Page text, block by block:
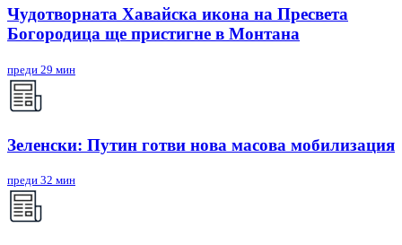
Чудотворната Хавайска икона на Пресвета
Богородица ще пристигне в Монтана
преди 29 мин
Зеленски: Путин готви нова масова мобилизация
преди 32 мин